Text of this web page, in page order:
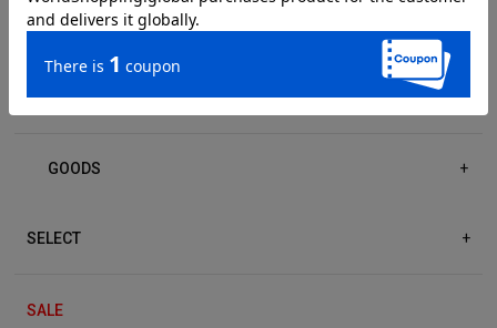
DRESS/ONE-PIECE
ACCESSORIES +
GOODS +
SELECT +
SALE